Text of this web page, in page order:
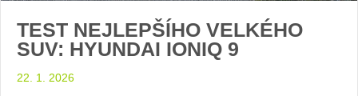
TEST NEJLEPŠÍHO VELKÉHO
SUV: HYUNDAI IONIQ 9
22. 1. 2026